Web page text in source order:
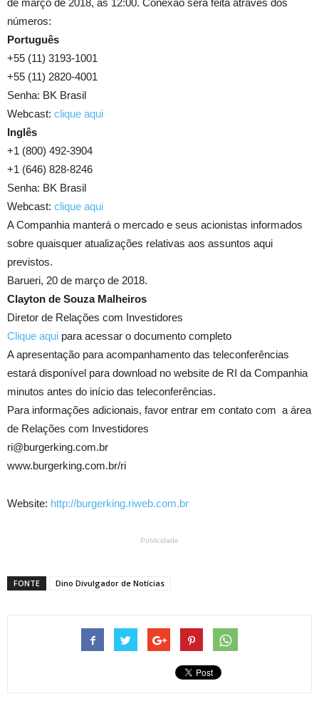
de março de 2018, às 12:00. Conexão será feita através dos
números:
Português
+55 (11) 3193-1001
+55 (11) 2820-4001
Senha: BK Brasil
Webcast: clique aqui
Inglês
+1 (800) 492-3904
+1 (646) 828-8246
Senha: BK Brasil
Webcast: clique aqui
A Companhia manterá o mercado e seus acionistas informados
sobre quaisquer atualizações relativas aos assuntos aqui
previstos.
Barueri, 20 de março de 2018.
Clayton de Souza Malheiros
Diretor de Relações com Investidores
Clique aqui para acessar o documento completo
A apresentação para acompanhamento das teleconferências
estará disponível para download no website de RI da Companhia
minutos antes do início das teleconferências.
Para informações adicionais, favor entrar em contato com a área
de Relações com Investidores
ri@burgerking.com.br
www.burgerking.com.br/ri
Website: http://burgerking.riweb.com.br
Publicidade
FONTE Dino Divulgador de Notícias